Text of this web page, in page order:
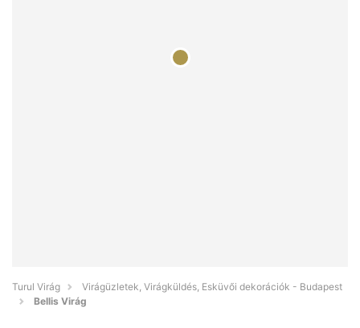
Turul Virág
Virágüzletek, Virágküldés, Esküvői dekorációk - Budapest
Bellis Virág